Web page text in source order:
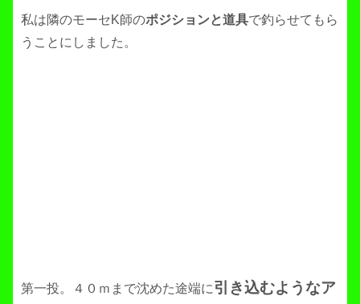
私は隣のモーセK師のポジションと道具で釣らせてもら
うことにしました。
第一投。４０ｍまで沈めた途端に引き込むようなア